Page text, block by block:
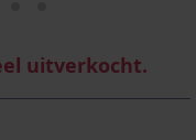
uitverkocht.